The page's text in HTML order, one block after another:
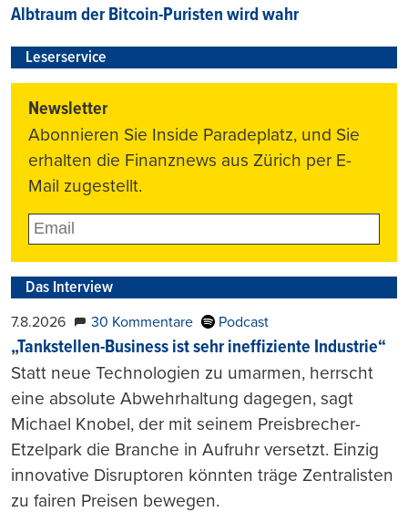
Albtraum der Bitcoin-Puristen wird wahr
Leserservice
Newsletter
Abonnieren Sie Inside Paradeplatz, und Sie
erhalten die Finanznews aus Zürich per E-
Mail zugestellt.
Das Interview
7.8.2026 30 Kommentare Podcast
„Tankstellen-Business ist sehr ineffiziente Industrie“
Statt neue Technologien zu umarmen, herrscht
eine absolute Abwehrhaltung dagegen, sagt
Michael Knobel, der mit seinem Preisbrecher-
Etzelpark die Branche in Aufruhr versetzt. Einzig
innovative Disruptoren könnten träge Zentralisten
zu fairen Preisen bewegen.